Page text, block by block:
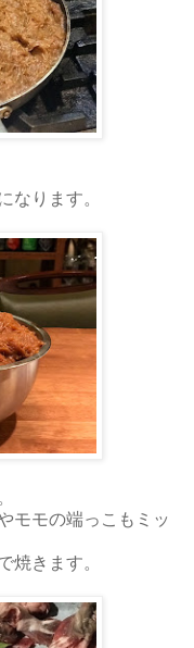
なります。
モモの端っこもミッ
焼きます。